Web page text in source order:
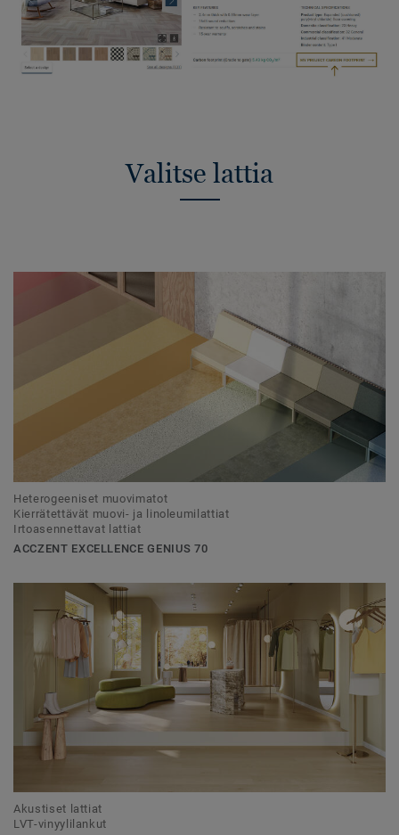
Valitse lattia
Heterogeeniset muovimatot
Kierrätettävät muovi- ja linoleumilattiat
Irtoasennettavat lattiat
ACCZENT EXCELLENCE GENIUS 70
Akustiset lattiat
LVT-vinyylilankut